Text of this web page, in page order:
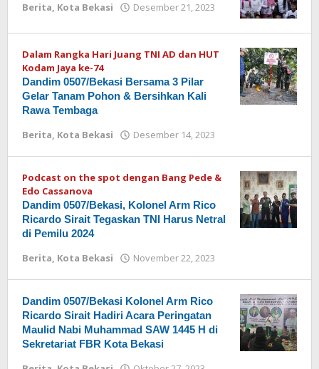
Berita, Kota Bekasi Desember 21, 2023
oleh
Redaksi
Dalam Rangka Hari Juang TNI AD dan HUT
Kodam Jaya ke-74
Dandim 0507/Bekasi Bersama 3 Pilar
Gelar Tanam Pohon & Bersihkan Kali
Rawa Tembaga
Berita, Kota Bekasi Desember 14, 2023
Podcast on the spot dengan Bang Pede &
Edo Cassanova
Dandim 0507/Bekasi, Kolonel Arm Rico
Ricardo Sirait Tegaskan TNI Harus Netral
di Pemilu 2024
Berita, Kota Bekasi November 22, 2023
Dandim 0507/Bekasi Kolonel Arm Rico
Ricardo Sirait Hadiri Acara Peringatan
Maulid Nabi Muhammad SAW 1445 H di
Sekretariat FBR Kota Bekasi